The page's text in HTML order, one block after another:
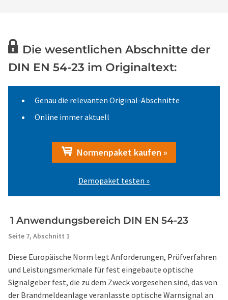
Die wesentlichen Abschnitte der
DIN EN 54-23 im Originaltext:
Genau die relevanten Original-Abschnitte
Online immer aktuell
Normenpaket kaufen »
Demopaket testen »
1 Anwendungsbereich DIN EN 54-23
Seite 7, Abschnitt 1
Diese Europäische Norm legt Anforderungen, Prüfverfahren
und Leistungsmerkmale für fest eingebaute optische
Signalgeber fest, die zu dem Zweck vorgesehen sind, das von
der Brandmeldeanlage veranlasste optische Warnsignal an